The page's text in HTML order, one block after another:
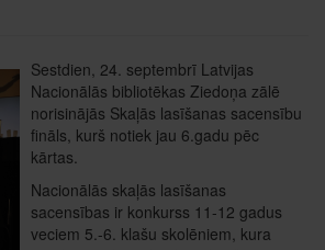
Sestdien, 24. septembrī Latvijas
Nacionālās bibliotēkas Ziedoņa zālē
norisinājās Skaļās lasīšanas sacensību
fināls, kurš notiek jau 6.gadu pēc
kārtas.
Nacionālās skaļās lasīšanas
sacensības ir konkurss 11-12 gadus
veciem 5.-6. klašu skolēniem, kura